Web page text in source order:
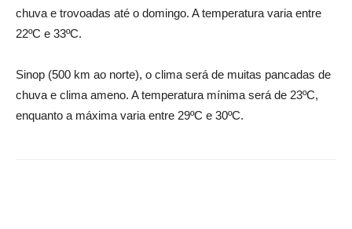
chuva e trovoadas até o domingo. A temperatura varia entre
22ºC e 33ºC.
Sinop (500 km ao norte), o clima será de muitas pancadas de
chuva e clima ameno. A temperatura mínima será de 23ºC,
enquanto a máxima varia entre 29ºC e 30ºC.